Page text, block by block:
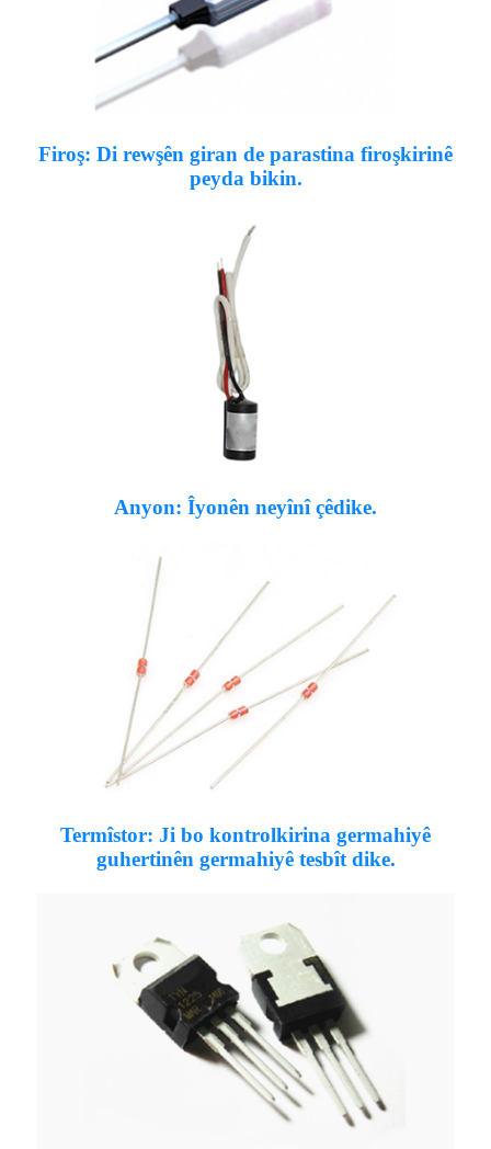
Firoş: Di rewşên giran de parastina firoşkirinê
peyda bikin.
Anyon: Îyonên neyînî çêdike.
Termîstor: Ji bo kontrolkirina germahiyê
guhertinên germahiyê tesbît dike.